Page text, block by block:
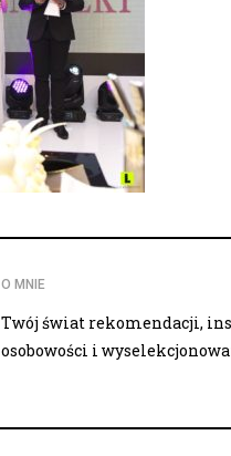
O MNIE
Twój świat rekomendacji,
osobowości i